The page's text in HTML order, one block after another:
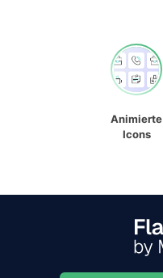
Animierte
Icons